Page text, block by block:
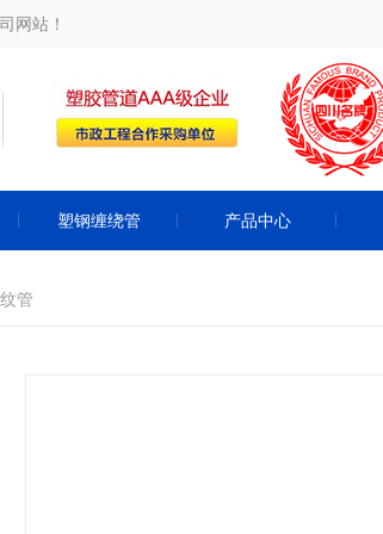
网站！
塑钢缠绕管 产品中心
管